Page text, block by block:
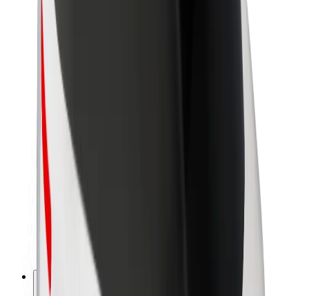
Blog
Novinky
Smernice pre značku
Naša vízia
Vzťahy s investormi
Vedenie spoločnosti
Značka
Médiá
Mestský fond
Bezpečnosť